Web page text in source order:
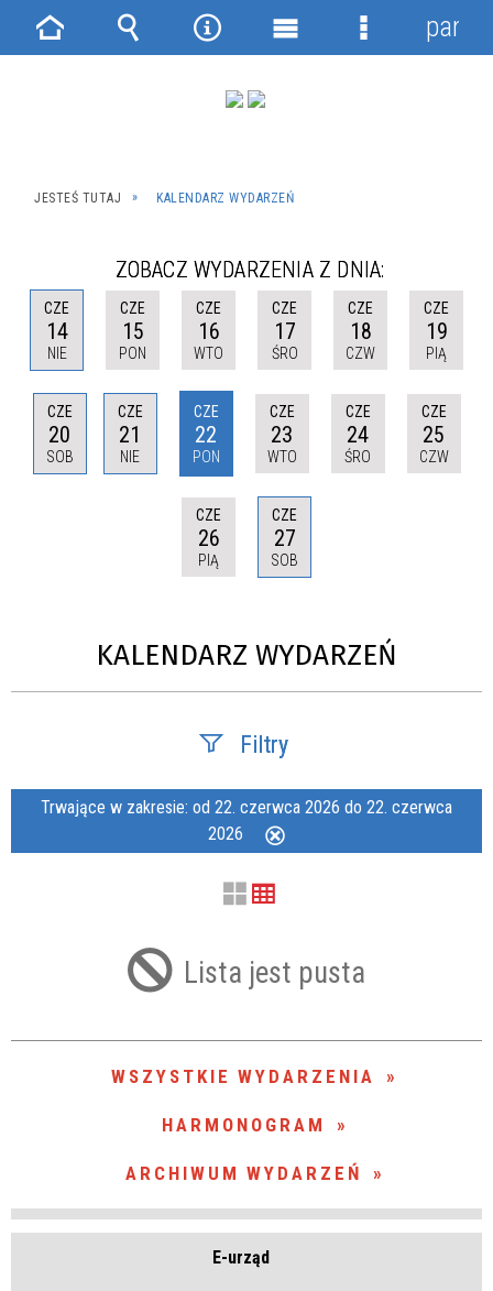
JESTEŚ TUTAJ KALENDARZ WYDARZEŃ
ZOBACZ WYDARZENIA Z DNIA:
CZE
14
NIE
CZE
15
PON
CZE
16
WTO
CZE
17
ŚRO
CZE
18
CZW
CZE
19
PIĄ
CZE
20
SOB
CZE
21
NIE
CZE
22
PON
CZE
23
WTO
CZE
24
ŚRO
CZE
25
CZW
CZE
26
PIĄ
CZE
27
SOB
KALENDARZ WYDARZEŃ
Filtry
Szukana fraza
Kategoria
Trwające w
Trwające w zakresie: od 22. czerwca 2026 do 22. czerwca
2026
filtr
Lista jest pusta
WSZYSTKIE WYDARZENIA
HARMONOGRAM
ARCHIWUM WYDARZEŃ
E-urząd
Strona Wyszukiwarka
NarzędziaMenu
Menu
panel